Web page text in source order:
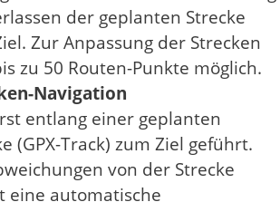
der geplanten Strecke
Zur Anpassung der Strecken
zu 50 Routen-Punkte möglich.
Navigation
entlang einer geplanten
(GPX-Track) zum Ziel geführt.
von der Strecke
eine automatische